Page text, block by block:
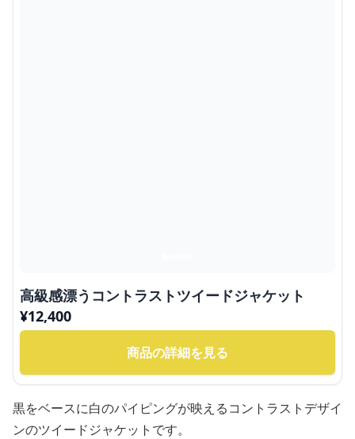
高級感漂うコントラストツイードジャケット
¥12,400
商品の詳細を見る
黒をベースに白のパイピングが映えるコントラストデザイ
ンのツイードジャケットです。